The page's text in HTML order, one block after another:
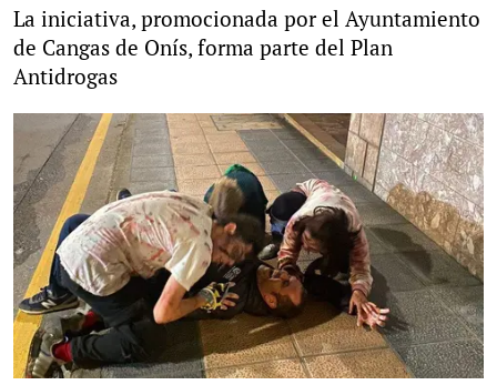
La iniciativa, promocionada por el Ayuntamiento
de Cangas de Onís, forma parte del Plan
Antidrogas